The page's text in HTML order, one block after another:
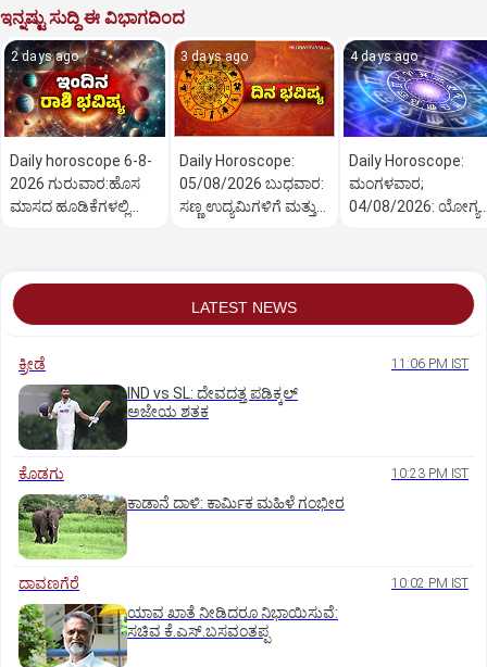
ಇನ್ನಷ್ಟು ಸುದ್ದಿ ಈ ವಿಭಾಗದಿಂದ
2 days ago
Daily horoscope 6-8-
2026 ಗುರುವಾರ:ಹೊಸ
ಮಾಸದ ಹೂಡಿಕೆಗಳಲ್ಲಿ
3 days ago
Daily Horoscope:
05/08/2026 ಬುಧವಾರ:
ಸಣ್ಣ ಉದ್ಯಮಿಗಳಿಗೆ ಮತ್ತು
4 days ago
Daily Horoscope:
ಮಂಗಳವಾರ;
04/08/2026:
LATEST NEWS
ಕ್ರೀಡೆ 11:06 PM IST
IND vs SL: ದೇವದತ್ತ ಪಡಿಕ್ಕಲ್‌
ಅಜೇಯ ಶತಕ
ಕೊಡಗು 10:23 PM IST
ಕಾಡಾನೆ ದಾಳಿ: ಕಾರ್ಮಿಕ ಮಹಿಳೆ ಗಂಭೀರ
ದಾವಣಗೆರೆ 10:02 PM IST
ಯಾವ ಖಾತೆ ನೀಡಿದರೂ ನಿಭಾಯಿಸುವೆ:
ಸಚಿವ ಕೆ.ಎಸ್.ಬಸವಂತಪ್ಪ